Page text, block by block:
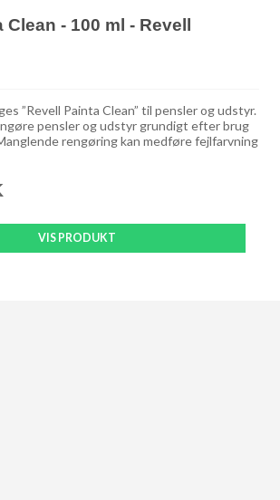
Clean - 100 ml - Revell
”Revell Painta Clean” til pensler og udstyr.
pensler og udstyr grundigt efter brug
rengøring kan medføre fejlfarvning
VIS PRODUKT